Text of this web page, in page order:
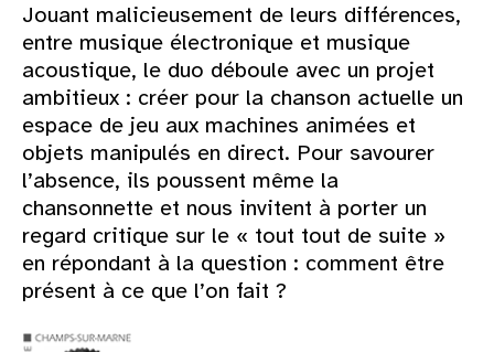
Jouant malicieusement de leurs différences,
entre musique électronique et musique
acoustique, le duo déboule avec un projet
ambitieux : créer pour la chanson actuelle un
espace de jeu aux machines animées et
objets manipulés en direct. Pour savourer
l’absence, ils poussent même la
chansonnette et nous invitent à porter un
regard critique sur le « tout tout de suite »
en répondant à la question : comment être
présent à ce que l’on fait ?